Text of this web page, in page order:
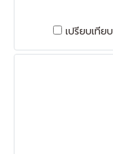
เปรียบเทียบ